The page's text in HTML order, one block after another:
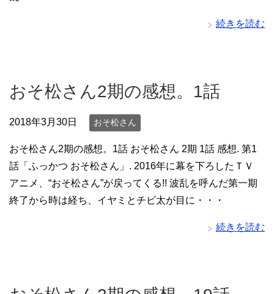
続きを読む
おそ松さん2期の感想。1話
2018年3月30日 おそ松さん
おそ松さん2期の感想。1話 おそ松さん 2期 1話 感想. 第1
話「ふっかつ おそ松さん」. 2016年に幕を下ろしたＴＶ
アニメ、“おそ松さん”が戻ってくる!! 波乱を呼んだ第一期
終了から時は経ち、イヤミとチビ太が目に・・・
続きを読む